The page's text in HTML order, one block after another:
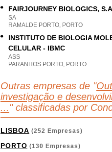
FAIRJOURNEY BIOLOGICS,
SA
RAMALDE PORTO, PORTO
INSTITUTO DE BIOLOGIA
CELULAR - IBMC
ASS
PARANHOS PORTO, PORTO
Outras empresas de "
investigação e
... " classificadas por
LISBOA (252 Empresas)
PORTO (130 Empresas)